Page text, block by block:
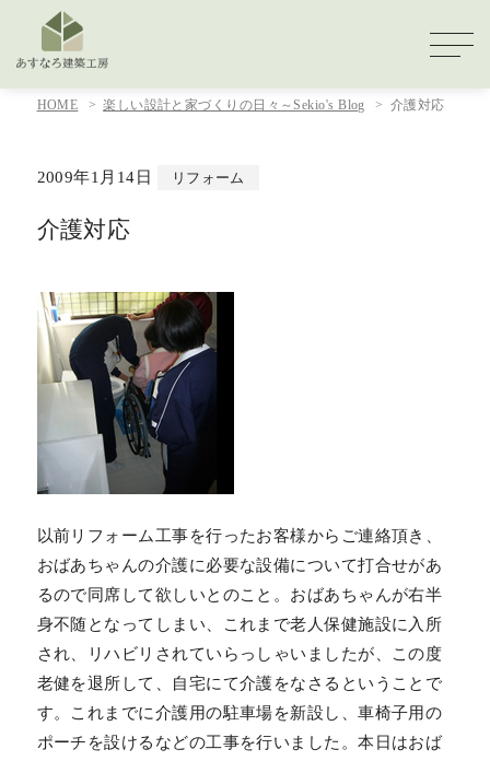
HOME 楽しい設計と家づくりの日々～Sekio's Blog 介護対応
2009年1月14日 リフォーム
介護対応
以前リフォーム工事を行ったお客様からご連絡頂き、
おばあちゃんの介護に必要な設備について打合せがあ
るので同席して欲しいとのこと。おばあちゃんが右半
身不随となってしまい、これまで老人保健施設に入所
され、リハビリされていらっしゃいましたが、この度
老健を退所して、自宅にて介護をなさるということで
す。これまでに介護用の駐車場を新設し、車椅子用の
ポーチを設けるなどの工事を行いました。本日はおば